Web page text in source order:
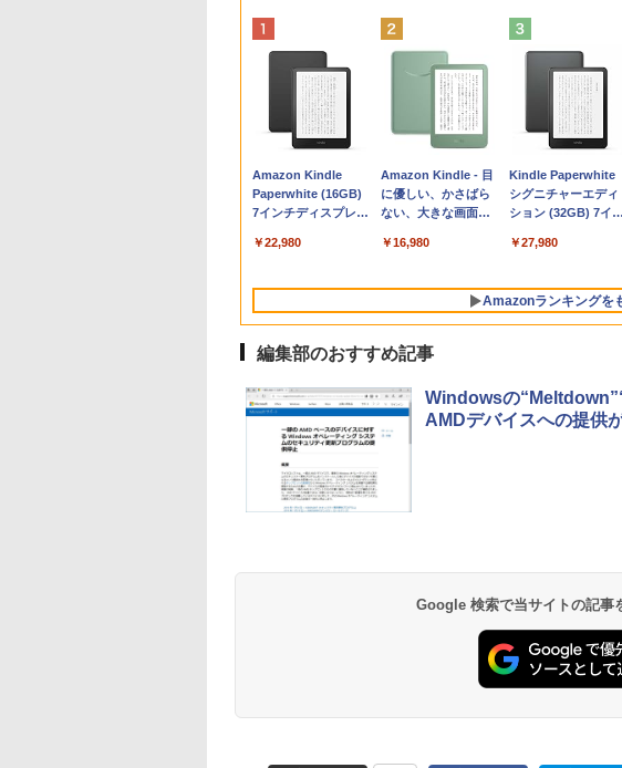
Apple 2026
MacBook Neo A18
Proチップ搭載13イ
AIとApple
設計、Liquid Retina
ユニファイドメモ
リ、512GB SSDスト
レージ、1080p
ラ、Touch ID - シル
バー
￥131,111
tomtoc 360°保護
15.6 16インチ パソコ
ンケース Dell NEC
dynabook Lenovo
￥2,952
Apple 2026
MacBook Air M5チ
ップ搭載13インチノ
Apple Intelligence、
Retinaディスプレ
イ、16GBユニファ
ドメモリ、1TB SSD
ド、Touch ID - ミッ
ドナイト
￥278,800
Robloxギフトカード
- 800 Robux 【限定
バーチャルアイテム
ンゲームコード】 ロ
インコード版
￥1,300
Robloxギフトカード
- 1000 Robux 【限定
バーチャルアイテム
ンゲームコード】 ロ
ンコード版
￥1,600
Microsoft Office
Home & Business
2024(最新 永続版)|オ
版|Windows11、
￥39,582
生成AIパスポート公
式テキスト 第４版
￥1,766
AIイラスト表現辞典:
思い通りの絵を引き
出す プロンプトの言
ズ (はぴーイラスト
￥480
ClaudeCode いちば
んやさしい 教科書:
非エンジニア 初心者
マニュアル AI副業に
もKindle出版にも！
非エンジニアのため
のAIコーディング入
￥99
Amazon Kindle
Paperwhite (16GB)
7インチディスプレ
ト、12週間持続バッ
ブラック
￥22,980
Amazon Kindle - 目
に優しい、かさばら
ない、大きな画面で
続バッテリー、6イン
書籍リーダー、マッ
チャ、16GB、広告な
し
￥16,980
Kindle Paperwhite
シグニチャーエディ
ション (32GB) 7イン
るさ自動調整、色調
持続バッテリー、広
告なし、メタリック
ブラック
￥27,980
Amazonランキングを
編集部のおすすめ記事
Windowsの
AMDデバイスへの提供
Google 検索で当サイトの記事